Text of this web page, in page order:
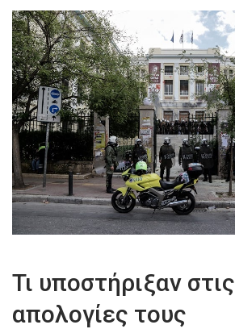
Τι υποστήριξαν στις
απολογίες τους